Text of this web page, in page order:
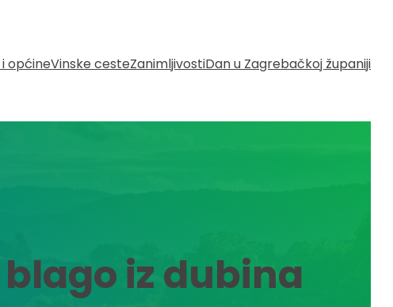
općineVinske cesteZanimljivostiDan u Zagrebačkoj županiji
iz dubina